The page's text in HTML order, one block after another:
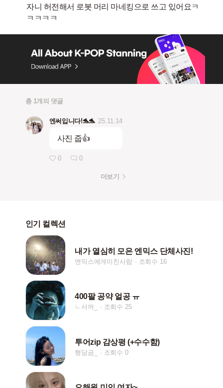
자니 허전해서 로봇 머리 마네킹으로 쓰고 있어요ㅋ
총 1개의 댓글
엔써입니다!🐬🐬 25.11.14
사진 줍👍
0 0
더보기
인기 컬렉션
내가 열심히 모은 엔믹스 단체사진!
엔믹스에게미친사람 조회수 16
400팔 공약 얼공 ㅠ
ㄴ서꺼_ 조회수 25
투어zip 감상평 (+수수함)
행담곰_ 조회수 0